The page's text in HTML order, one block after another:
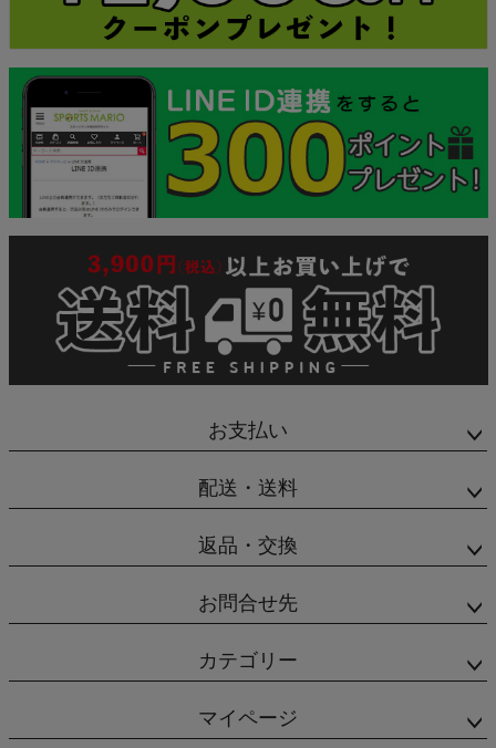
お支払い
配送・送料
返品・交換
お問合せ先
カテゴリー
マイページ